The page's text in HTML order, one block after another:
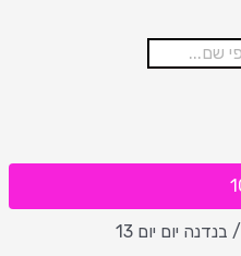
/ בנדנה יום יום 13